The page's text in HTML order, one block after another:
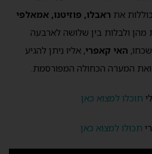
את ראבלו, פוזיטנו, אמאלפי
מהן ולבלות בין שלושה לארבעה
האי קאפרי, אליו ניתן להגיע
ואת המערה הכחולה המפורסמת.
תוכלו למצוא כאן
תכולו למצוא כאן